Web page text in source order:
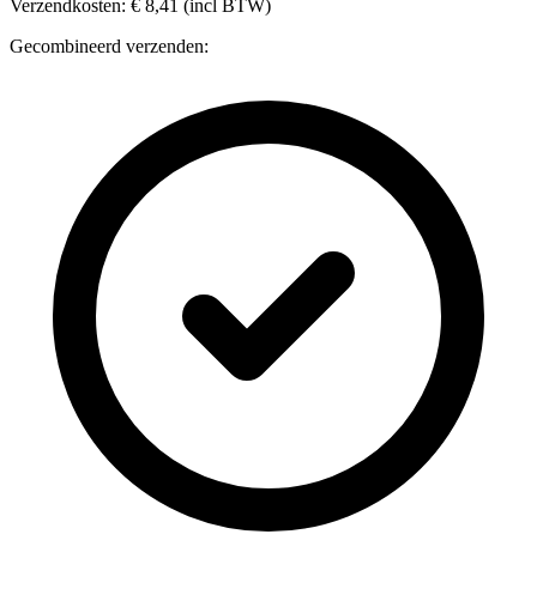
Verzendkosten: € 8,41 (incl BTW)
Gecombineerd verzenden: